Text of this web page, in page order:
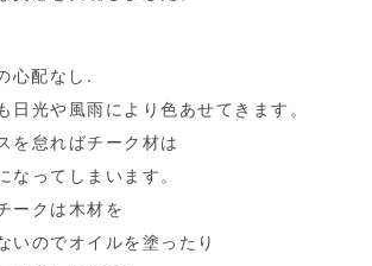
心配なし.
日光や風雨により色あせてきます。
を怠ればチーク材は
なってしまいます。
ークは木材を
いのでオイルを塗ったり